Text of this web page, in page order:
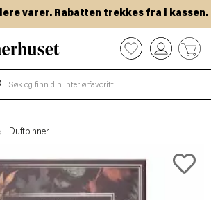
varer. Rabatten trekkes fra i kassen.
0
Duftpinner